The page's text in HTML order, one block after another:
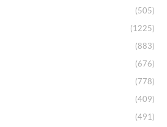
(505)
(1225)
(883)
(676)
(778)
(409)
(491)